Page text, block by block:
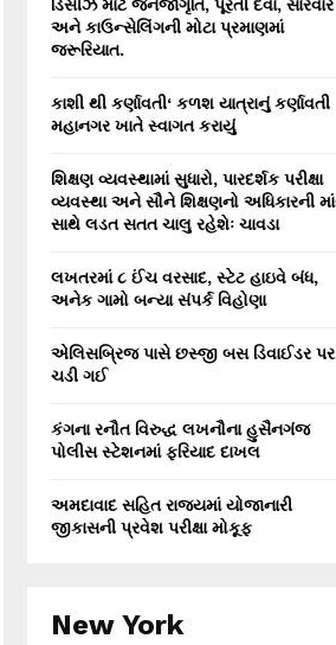
ડિસીઝ માટે જનજાગૃતિ, પૂરતી દવા, સારવાર
અને કાઉન્સેલિંગની મોટા પ્રમાણમાં
જરૂરિયાત.
કાશી થી કર્ણાવતી‘ કળશ યાત્રાનું કર્ણાવતી
મહાનગર ખાતે સ્વાગત કરાયું
શિક્ષણ વ્યવસ્થામાં સુધારો, પારદર્શક પરીક્ષા
વ્યવસ્થા અને સૌને શિક્ષણનો અધિકારની
સાથે લડત સતત ચાલુ રહેશેઃ ચાવડા
લખતરમાં ૮ ઈંચ વરસાદ, સ્ટેટ હાઇવે બંધ,
અનેક ગામો બન્યા સંપર્ક વિહોણા
એલિસબ્રિજ પાસે છસ્જી બસ ડિવાઈડર પર
ચડી ગઈ
કંગના રનૌત વિરુદ્ધ લખનૌના હુસૈનગંજ
પોલીસ સ્ટેશનમાં ફરિયાદ દાખલ
અમદાવાદ સહિત રાજ્યમાં યોજાનારી
જીકાસની પ્રવેશ પરીક્ષા મોકૂફ
New York